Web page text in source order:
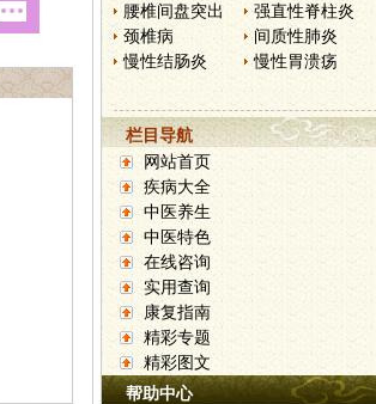
腰椎间盘突出
强直性脊柱炎
颈椎病
间质性肺炎
慢性结肠炎
慢性胃溃疡
栏目导航
网站首页
疾病大全
中医养生
中医特色
在线咨询
实用查询
康复指南
精彩专题
精彩图文
帮助中心